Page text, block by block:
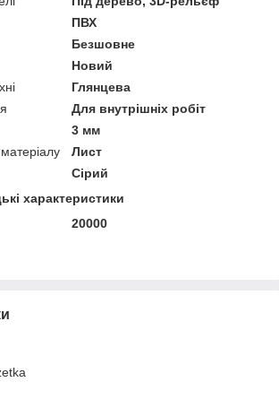
ПВХ
Безшовне
Новий
Глянцева
Для внутрішніх робіт
3 мм
Лист
Сірий
характеристики
20000